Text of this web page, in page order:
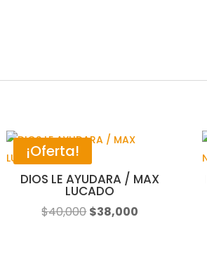
¡Oferta!
DIOS LE AYUDARA / MAX
LUCADO
$40,000El
$38,000